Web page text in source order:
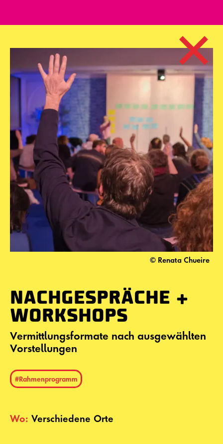
© Renata Chueire
NACHGESPRÄCHE +
WORKSHOPS
Vermittlungsformate nach ausgewählten
Vorstellungen
#Rahmenprogramm
Wo: Verschiedene Orte